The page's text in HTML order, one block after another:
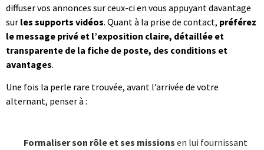
diffuser vos annonces sur ceux-ci en vous appuyant davantage
sur les supports vidéos. Quant à la prise de contact, préférez
le message privé et l’exposition claire, détaillée et
transparente de la fiche de poste, des conditions et
avantages.
Une fois la perle rare trouvée, avant l’arrivée de votre
alternant, penser à :
Formaliser son rôle et ses missions en lui fournissant